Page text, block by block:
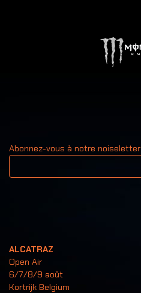
Abonnez-vous à notre noiseletter
Votre adresse email
ALCATRAZ
Open Air
6/7/8/9 août
Kortrijk Belgium